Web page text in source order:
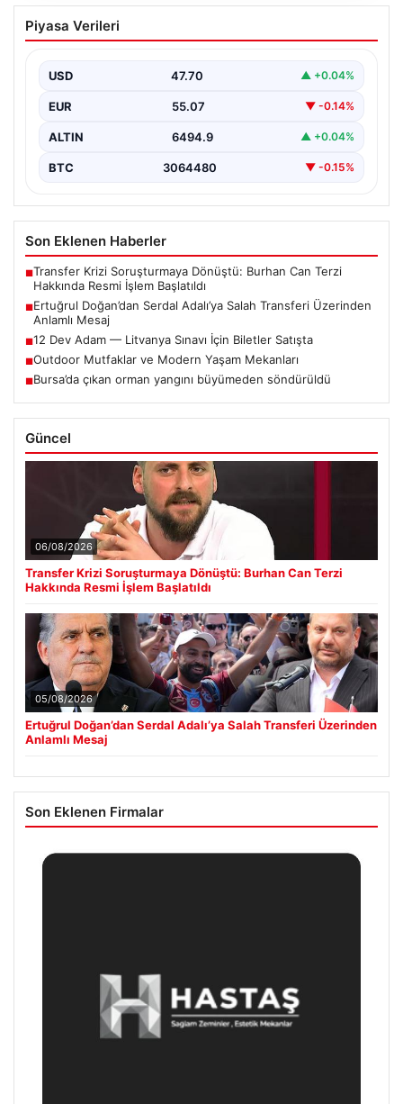
Ertuğrul Doğan’dan Serdal Adalı’ya
Salah Transferi Üzerinden Anlamlı
Trabzonspor Kulübü Başkanı Ertuğrul Doğan, son
söylentileriyle ilgili…
Piyasa Verileri
USD 47.70 ▲ +0.04%
EUR 55.07 ▼ -0.14%
ALTIN 6494.9 ▲ +0.04%
BTC 3064480 ▼ -0.15%
Son Eklenen Haberler
■Transfer Krizi Soruşturmaya Dönüştü: Burhan Can Terzi
Hakkında Resmi İşlem Başlatıldı
■Ertuğrul Doğan’dan Serdal Adalı’ya Salah Transferi Üzerinden
Anlamlı Mesaj
■12 Dev Adam — Litvanya Sınavı İçin Biletler Satışta
■Outdoor Mutfaklar ve Modern Yaşam Mekanları
■Bursa’da çıkan orman yangını büyümeden söndürüldü
Güncel
06/08/2026
Transfer Krizi Soruşturmaya Dönüştü: Burhan Can Terzi
Hakkında Resmi İşlem Başlatıldı
05/08/2026
Ertuğrul Doğan’dan Serdal Adalı’ya Salah Transferi Üzerinden
Anlamlı Mesaj
Son Eklenen Firmalar